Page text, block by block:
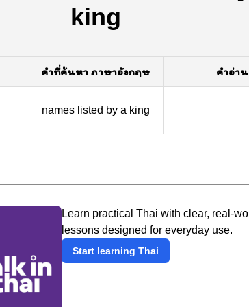
king
คำที่ค้นหา ภาษาอังกฤษ คำอ่าน
names listed by a king
Learn practical Thai with clear, real-
lessons designed for everyday use.
Start learning Thai